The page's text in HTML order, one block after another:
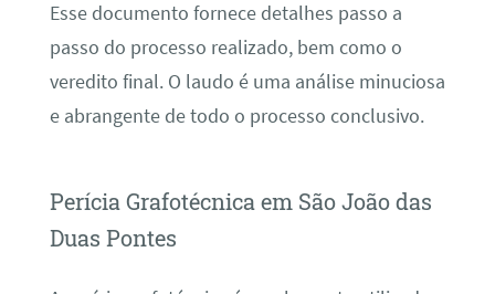
Esse documento fornece detalhes passo a
passo do processo realizado, bem como o
veredito final. O laudo é uma análise minuciosa
e abrangente de todo o processo conclusivo.
Perícia Grafotécnica em São João das
Duas Pontes